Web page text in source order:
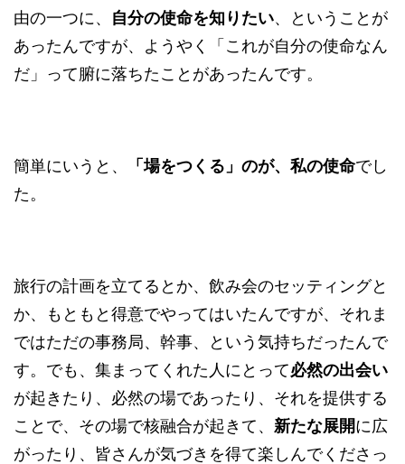
由の一つに、 自分の使命を知りたい、ということが
あったんですが、ようやく「これが自分の使命なん
だ」って腑に落ちたことがあったんです。
簡単にいうと、 「場をつくる」のが、私の使命でし
た。
旅行の計画を立てるとか、飲み会のセッティングと
か、もともと得意でやってはいたんですが、それま
ではただの事務局、幹事、という気持ちだったんで
す。でも、集まってくれた人にとって必然の出会い
が起きたり、必然の場であったり、それを提供する
ことで、その場で核融合が起きて、 新たな展開に広
がったり、皆さんが気づきを得て楽しんでくださっ